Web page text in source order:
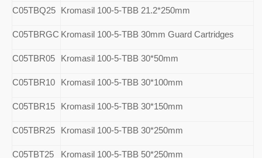
C05TBQ25 Kromasil 100-5-TBB 21.2*250mm
C05TBRGC Kromasil 100-5-TBB 30mm Guard Cartridges
C05TBR05 Kromasil 100-5-TBB 30*50mm
C05TBR10 Kromasil 100-5-TBB 30*100mm
C05TBR15 Kromasil 100-5-TBB 30*150mm
C05TBR25 Kromasil 100-5-TBB 30*250mm
C05TBT25 Kromasil 100-5-TBB 50*250mm